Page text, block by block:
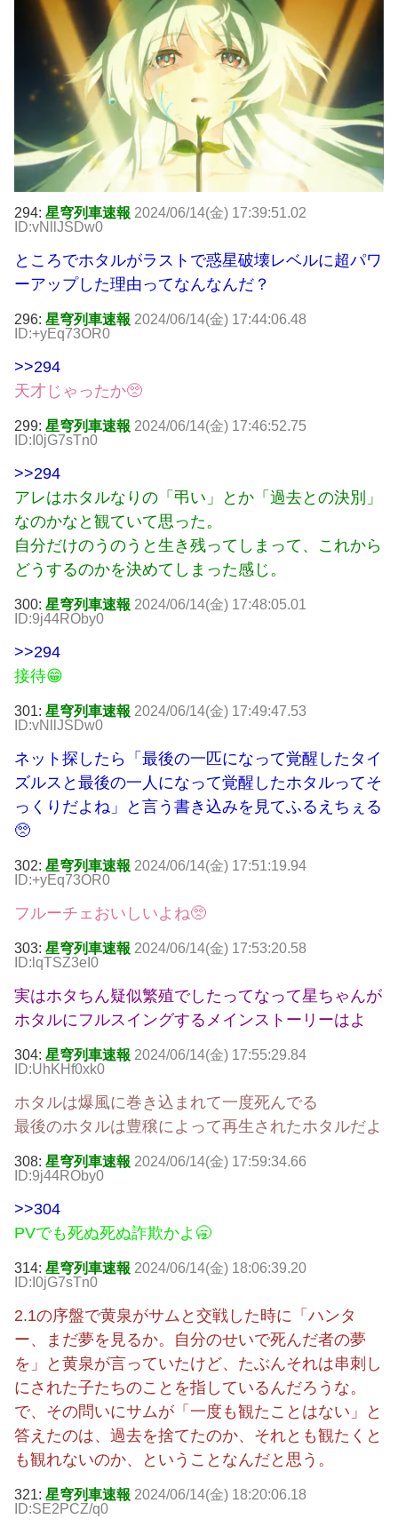
294: 星穹列車速報 2024/06/14(金) 17:39:51.02
ID:vNllJSDw0
ところでホタルがラストで惑星破壊レベルに超パワ
ーアップした理由ってなんなんだ？
296: 星穹列車速報 2024/06/14(金) 17:44:06.48
ID:+yEq73OR0
>>294
天才じゃったか🥺
299: 星穹列車速報 2024/06/14(金) 17:46:52.75
ID:I0jG7sTn0
>>294
アレはホタルなりの「弔い」とか「過去との決別」
なのかなと観ていて思った。
自分だけのうのうと生き残ってしまって、これから
どうするのかを決めてしまった感じ。
300: 星穹列車速報 2024/06/14(金) 17:48:05.01
ID:9j44ROby0
>>294
接待😁
301: 星穹列車速報 2024/06/14(金) 17:49:47.53
ID:vNllJSDw0
ネット探したら「最後の一匹になって覚醒したタイ
ズルスと最後の一人になって覚醒したホタルってそ
っくりだよね」と言う書き込みを見てふるえちぇる
🥺
302: 星穹列車速報 2024/06/14(金) 17:51:19.94
ID:+yEq73OR0
フルーチェおいしいよね🥺
303: 星穹列車速報 2024/06/14(金) 17:53:20.58
ID:lqTSZ3eI0
実はホタちん疑似繁殖でしたってなって星ちゃんが
ホタルにフルスイングするメインストーリーはよ
304: 星穹列車速報 2024/06/14(金) 17:55:29.84
ID:UhKHf0xk0
ホタルは爆風に巻き込まれて一度死んでる
最後のホタルは豊穣によって再生されたホタルだよ
308: 星穹列車速報 2024/06/14(金) 17:59:34.66
ID:9j44ROby0
>>304
PVでも死ぬ死ぬ詐欺かよ🥱
314: 星穹列車速報 2024/06/14(金) 18:06:39.20
ID:I0jG7sTn0
2.1の序盤で黄泉がサムと交戦した時に「ハンタ
ー、まだ夢を見るか。自分のせいで死んだ者の夢
を」と黄泉が言っていたけど、たぶんそれは串刺し
にされた子たちのことを指しているんだろうな。
で、その問いにサムが「一度も観たことはない」と
答えたのは、過去を捨てたのか、それとも観たくと
も観れないのか、ということなんだと思う。
321: 星穹列車速報 2024/06/14(金) 18:20:06.18
ID:SE2PCZ/q0